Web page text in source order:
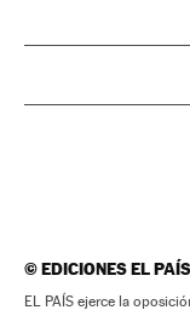
©EDICIONES EL PAÍS
EL PAÍS ejerce la